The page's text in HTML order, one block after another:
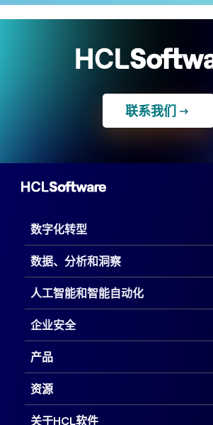
联系我们
数字化转型
数据、分析和洞察
人工智能和智能自动化
企业安全
产品
资源
关于HCL软件